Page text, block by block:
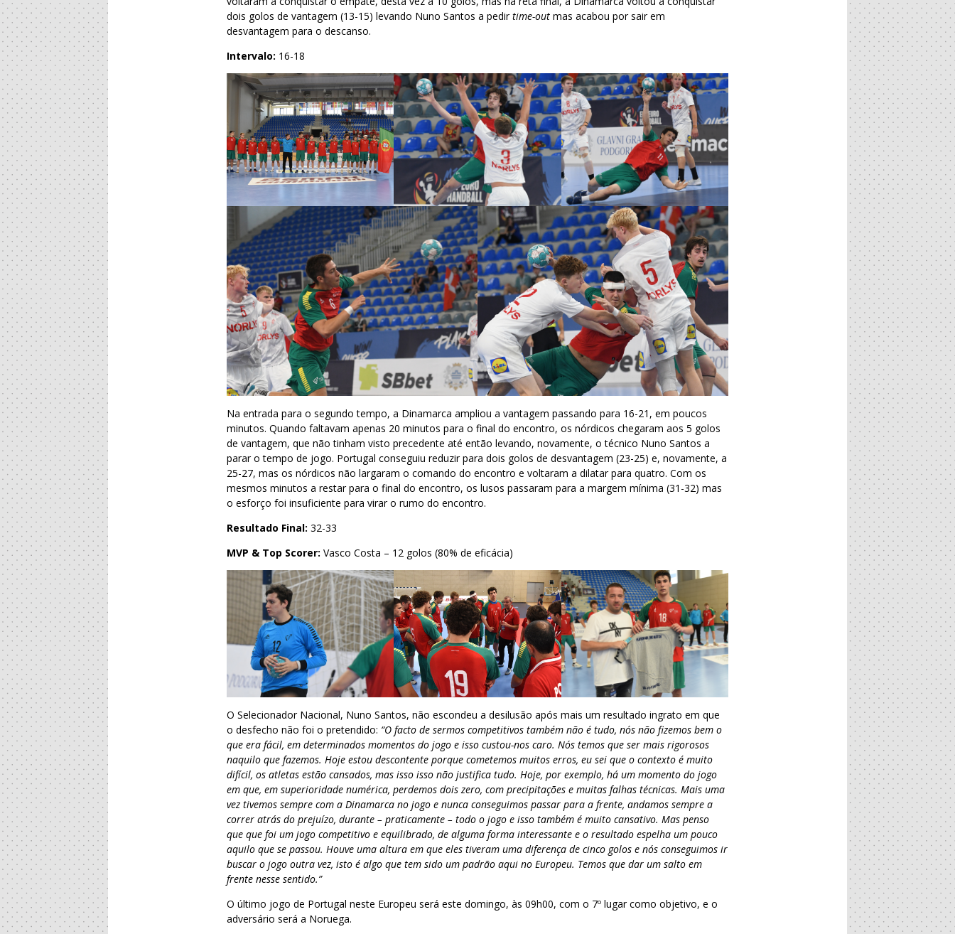
dois golos de vantagem (13-15) levando Nuno Santos a pedirtime-out mas acabou por sair em
desvantagem para o descanso.
Intervalo: 16-18
Na entrada para o segundo tempo, a Dinamarca ampliou a vantagem passando para 16-21, em poucos
minutos. Quando faltavam apenas 20 minutos para o final do encontro, os nórdicos chegaram aos 5 golos
de vantagem, que não tinham visto precedente até então levando, novamente, o técnico Nuno Santos a
parar o tempo de jogo. Portugal conseguiu reduzir para dois golos de desvantagem (23-25) e, novamente, a
25-27, mas os nórdicos não largaram o comando do encontro e voltaram a dilatar para quatro. Com os
mesmos minutos a restar para o final do encontro, os lusos passaram para a margem mínima (31-32) mas
o esforço foi insuficiente para virar o rumo do encontro.
Resultado Final: 32-33
MVP & Top Scorer:Vasco Costa – 12 golos (80% de eficácia)
O Selecionador Nacional, Nuno Santos, não escondeu a desilusão após mais um resultado ingrato em que
o desfecho não foi o pretendido: “O facto de sermos competitivos também não é tudo, nós não fizemos bem o
que era fácil, em determinados momentos do jogo e isso custou-nos caro. Nós temos que ser mais rigorosos
naquilo que fazemos. Hoje estou descontente porque cometemos muitos erros, eu sei que o contexto é muito
difícil, os atletas estão cansados, mas isso isso não justifica tudo. Hoje, por exemplo, há um momento do jogo
em que, em superioridade numérica, perdemos dois zero, com precipitações e muitas falhas técnicas. Mais uma
vez tivemos sempre com a Dinamarca no jogo e nunca conseguimos passar para a frente, andamos sempre a
correr atrás do prejuízo, durante – praticamente – todo o jogo e isso também é muito cansativo. Mas penso
que que foi um jogo competitivo e equilibrado, de alguma forma interessante e o resultado espelha um pouco
aquilo que se passou. Houve uma altura em que eles tiveram uma diferença de cinco golos e nós conseguimos ir
buscar o jogo outra vez, isto é algo que tem sido um padrão aqui no Europeu. Temos que dar um salto em
frente nesse sentido.”
O último jogo de Portugal neste Europeu será este domingo, às 09h00, com o 7º lugar como objetivo, e o
adversário será a Noruega.